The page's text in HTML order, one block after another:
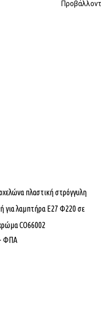
πλαστική στρόγγυλη
για λαμπτήρα Ε27 Φ220 σε
CO66002
ΦΠΑ